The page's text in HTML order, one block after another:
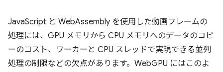
JavaScript と WebAssembly を使用した動画フレームの
処理には、GPU メモリから CPU メモリへのデータのコピ
ーのコスト、ワーカーと CPU スレッドで実現できる並列
処理の制限などの欠点があります。WebGPU にはこのよ